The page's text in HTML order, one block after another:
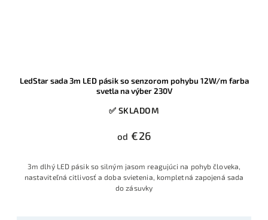
LedStar sada 3m LED pásik so senzorom pohybu 12W/m farba
svetla na výber 230V
✅ SKLADOM
od €26
3m dlhý LED pásik so silným jasom reagujúci na pohyb človeka,
nastaviteľná citlivosť a doba svietenia, kompletná zapojená sada
do zásuvky